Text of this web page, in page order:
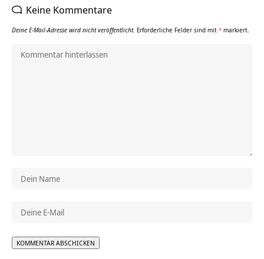
Keine Kommentare
Deine E-Mail-Adresse wird nicht veröffentlicht. Erforderliche Felder sind mit * markiert.